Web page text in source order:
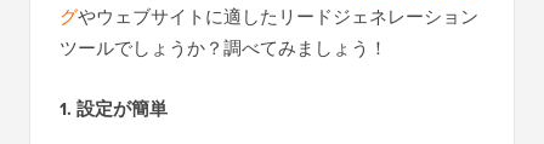
グやウェブサイトに適したリードジェネレーション
ツールでしょうか？調べてみましょう！
1. 設定が簡単